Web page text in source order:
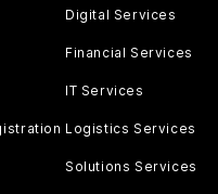
Digital Services
Financial Services
IT Services
Logistics Services
Solutions Services